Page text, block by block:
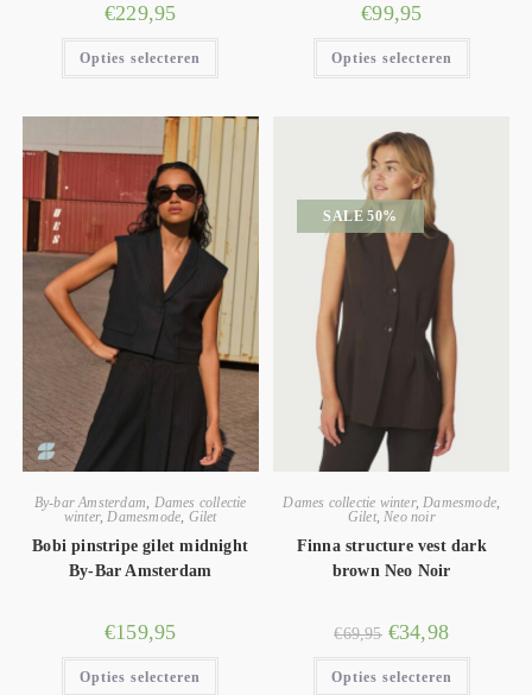
€229,95
Opties selecteren
€99,95
Opties selecteren
By-bar Amsterdam, Dames collectie
winter,Damesmode, Gilet
Bobi pinstripe gilet midnight
By-Bar Amsterdam
€159,95
Opties selecteren
SALE 50%
Dames collectie winter,Damesmode,
Gilet,Neo noir
Finna structure vest dark
brown Neo Noir
€69,95 €34,98
Opties selecteren